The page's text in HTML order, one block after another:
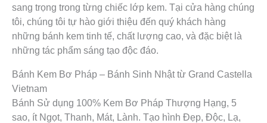
sang trọng trong từng chiếc lớp kem. Tại cửa hàng chúng
tôi, chúng tôi tự hào giới thiệu đến quý khách hàng
những bánh kem tinh tế, chất lượng cao, và đặc biệt là
những tác phẩm sáng tạo độc đáo.
Bánh Kem Bơ Pháp – Bánh Sinh Nhật từ Grand Castella
Vietnam
Bánh Sử dụng 100% Kem Bơ Pháp Thượng Hạng, 5
sao, ít Ngọt, Thanh, Mát, Lành. Tạo hình Đẹp, Độc, Lạ,